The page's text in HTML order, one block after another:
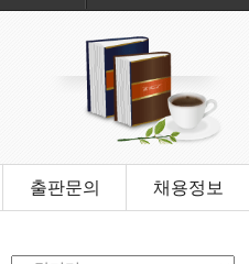
출판문의 채용정보